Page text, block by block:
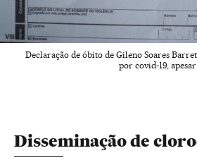
Declaração de óbito de Gileno Soares
por covid-19,
Disseminação de